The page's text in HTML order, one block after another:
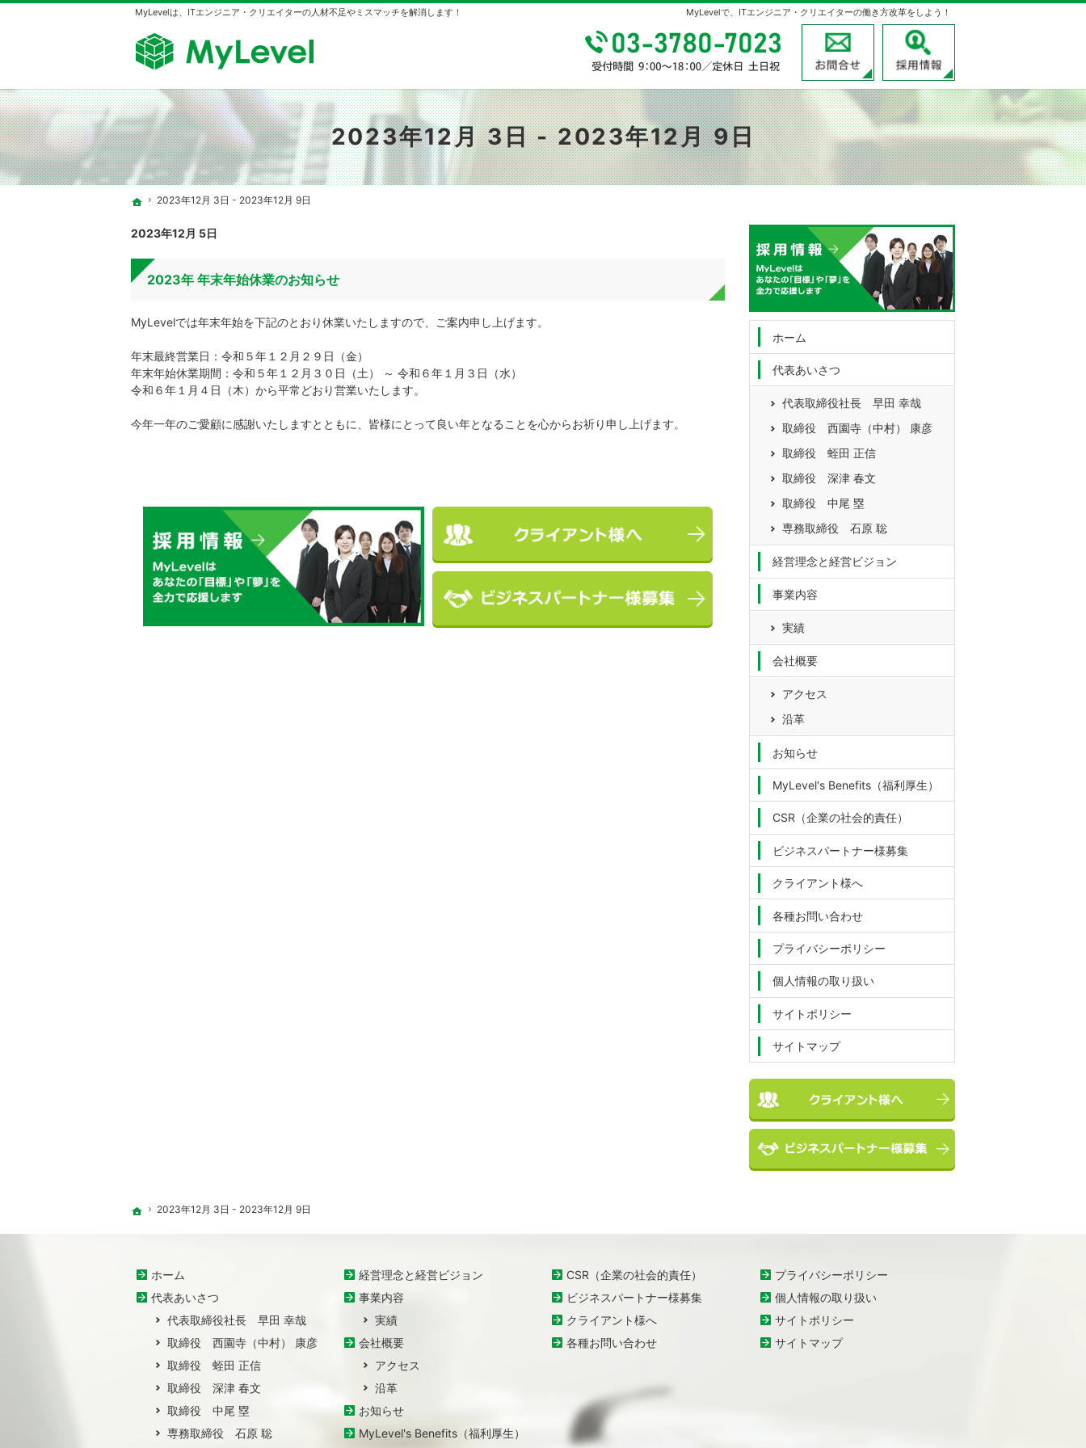
2023年12月 3日 - 2023年12月 9日
MyLevelで、ITエンジニア・クリエイターの働き方改革をしよう！
MyLevelは、ITエンジニア・クリエイターの人材不足やミスマッチを解消します！
ホーム
2023年12月 3日 - 2023年12月 9日
2023年12月 5日
2023年 年末年始休業のお知らせ
MyLevelでは年末年始を下記のとおり休業いたしますので、ご案内申し上げます。
年末最終営業日：令和５年１２月２９日（金）
年末年始休業期間：令和５年１２月３０日（土） ～ 令和６年１月３日（水）
令和６年１月４日（木）から平常どおり営業いたします。
今年一年のご愛顧に感謝いたしますとともに、皆様にとって良い年となることを心からお祈り申し上げます。
ホーム
代表あいさつ
代表取締役社長 早田 幸哉
取締役 西園寺（中村） 康彦
取締役 蛭田 正信
取締役 深津 春文
取締役 中尾 塁
専務取締役 石原 聡
経営理念と経営ビジョン
事業内容
実績
会社概要
アクセス
沿革
お知らせ
MyLevel's Benefits（福利厚生）
CSR（企業の社会的責任）
ビジネスパートナー様募集
クライアント様へ
各種お問い合わせ
プライバシーポリシー
個人情報の取り扱い
サイトポリシー
サイトマップ
ホーム
2023年12月 3日 - 2023年12月 9日
03-3780-7023
受付時間
9:00～18:00
定休日
土日祝 お問合せ
ホーム
代表あいさつ
代表取締役社長 早田 幸哉
取締役 西園寺（中村） 康彦
取締役 蛭田 正信
取締役 深津 春文
取締役 中尾 塁
専務取締役 石原 聡
経営理念と経営ビジョン
事業内容
実績
会社概要
アクセス
沿革
お知らせ
MyLevel's Benefits（福利厚生）
CSR（企業の社会的責任）
ビジネスパートナー様募集
クライアント様へ
各種お問い合わせ
プライバシーポリシー
個人情報の取り扱い
サイトポリシー
サイトマップ